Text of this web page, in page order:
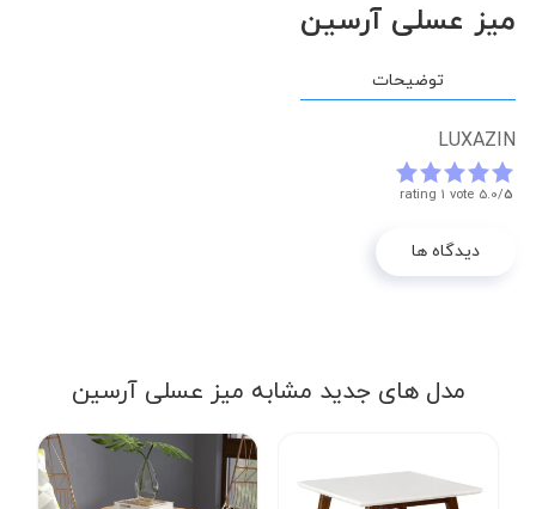
میز عسلی آرسین
توضیحات
LUXAZIN
5.0/5
rating 1 vote
دیدگاه ها
مدل های جدید مشابه میز عسلی آرسین